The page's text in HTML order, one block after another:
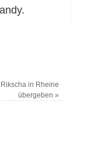
in Rheine
übergeben»